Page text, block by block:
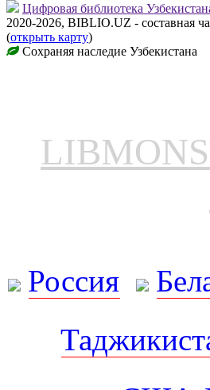
Цифровая библиотека
2020-2026, BIBLIO.UZ - составная
(открыть карту)
Сохраняя наследие Узбекистана
Россия